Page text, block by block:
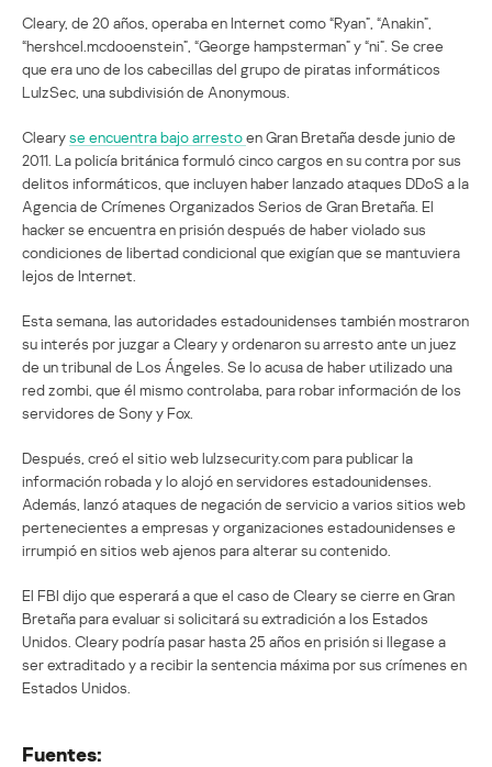
Cleary, de 20 años, operaba en Internet como “Ryan”, “Anakin”,
“hershcel.mcdooenstein”, “George hampsterman” y “ni”. Se cree
que era uno de los cabecillas del grupo de piratas informáticos
LulzSec, una subdivisión de Anonymous.
Clearyse encuentra bajo arrestoen Gran Bretaña desde junio de
2011. La policía británica formuló cinco cargos en su contra por sus
delitos informáticos, que incluyen haber lanzado ataques DDoS a la
Agencia de Crímenes Organizados Serios de Gran Bretaña. El
hacker se encuentra en prisión después de haber violado sus
condiciones de libertad condicional que exigían que se mantuviera
lejos de Internet.
Esta semana, las autoridades estadounidenses también mostraron
su interés por juzgar a Cleary y ordenaron su arresto ante un juez
de un tribunal de Los Ángeles. Se lo acusa de haber utilizado una
red zombi, que él mismo controlaba, para robar información de los
servidores de Sony y Fox.
Después, creó el sitio web lulzsecurity.com para publicar la
información robada y lo alojó en servidores estadounidenses.
Además, lanzó ataques de negación de servicio a varios sitios web
pertenecientes a empresas y organizaciones estadounidenses e
irrumpió en sitios web ajenos para alterar su contenido.
El FBI dijo que esperará a que el caso de Cleary se cierre en Gran
Bretaña para evaluar si solicitará su extradición a los Estados
Unidos. Cleary podría pasar hasta 25 años en prisión si llegase a
ser extraditado y a recibir la sentencia máxima por sus crímenes en
Estados Unidos.
Fuentes: